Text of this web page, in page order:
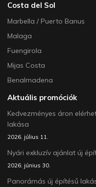
Costa del Sol
Marbella / Puerto Banus
Malaga
Fuengirola
Mijas Costa
Benalmadena
Aktuális promóciók
Kedvezményes áron
lakása
2026. július 11.
Nyári exkluzív ajánlat új
2026. június 30.
Panorámás új építésű